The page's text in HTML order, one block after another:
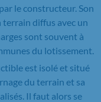
le constructeur. Son
diffus avec un
sont souvent à
du lotissement.
est isolé et situé
du terrain et sa
Il faut alors se